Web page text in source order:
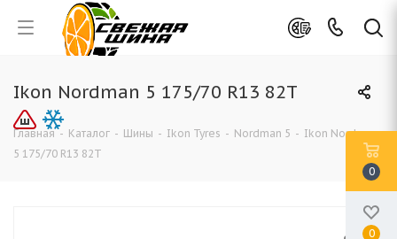
Ikon Nordman 5 175/70 R13 82T
Главная - Каталог - Шины - Ikon Tyres - Nordman 5 - Ikon Nordman
5 175/70 R13 82T
0
0